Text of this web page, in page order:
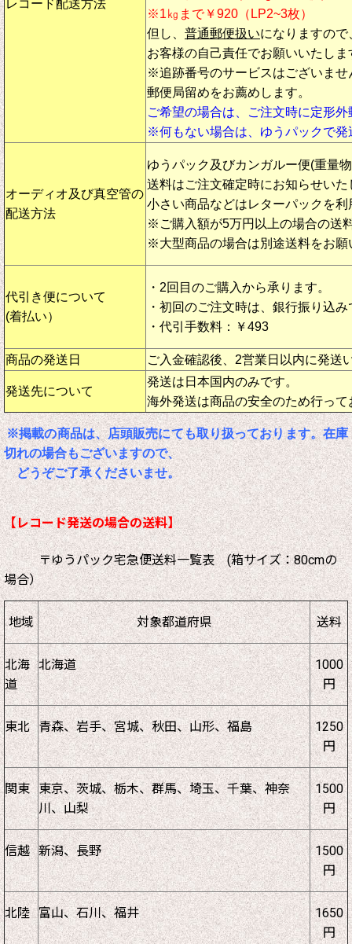
レコード配送方法
※1㎏まで￥920（LP2~3枚）
但し、 普通郵便扱いになりますの
お客様の自己責任でお願いいたしま
※追跡番号のサービスはございませ
郵便局留めをお薦めします。
ご希望の場合は、ご注文時に定形
※何もない場合は、ゆうパックで発
オーディオ及び真空管の
配送方法
ゆうパック及びカンガルー便(重量
送料はご注文確定時にお知らせいた
小さい商品などはレターパックを利
※ご購入額が5万円以上の場合の送
※大型商品の場合は別途送料をお願
代引き便について
(着払い）
・2回目のご購入から承ります。
・初回のご注文時は、銀行振り込
・代引手数料：￥493
商品の発送日 ご入金確認後、2営業日以内に発送
発送先について
発送は日本国内のみです。
海外発送は商品の安全のため行って
※掲載の商品は、店頭販売にても取り扱っております。在庫
切れの場合もございますので、
どうぞご了承くださいませ。
【レコード発送の場合の送料】
〒ゆうパック宅急便送料一覧表 (箱サイズ：80cmの
場合）
地域 対象都道府県 送料
北海
道
北海道
1000
円
東北 青森、岩手、宮城、秋田、山形、福島
1250
円
関東
東京、茨城、栃木、群馬、埼玉、千葉、神奈
川、山梨
1500
円
信越 新潟、長野
1500
円
北陸 富山、石川、福井
1650
円